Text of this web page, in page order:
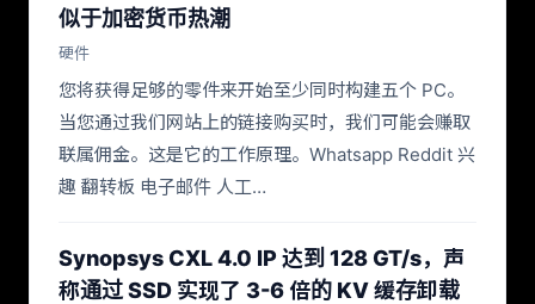
似于加密货币热潮
硬件
您将获得足够的零件来开始至少同时构建五个 PC。
当您通过我们网站上的链接购买时，我们可能会赚取
联属佣金。这是它的工作原理。Whatsapp Reddit 兴
趣 翻转板 电子邮件 人工…
Synopsys CXL 4.0 IP 达到 128 GT/s，声
称通过 SSD 实现了 3-6 倍的 KV 缓存卸载